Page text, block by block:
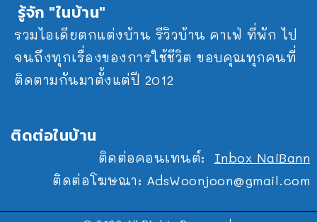
รู้จัก "ในบ้าน"
รวมไอเดียตกแต่งบ้าน รีวิวบ้าน คาเฟ่ ที่พัก ไป
จนถึงทุกเรื่องของการใช้ชีวิต ขอบคุณทุกคนที่
ติดตามกันมาตั้งแต่ปี 2012
ติดต่อในบ้าน
ติดต่อคอนเทนต์: Inbox NaiBann
ติดต่อโฆษณา: AdsWoonjoon@gmail.com